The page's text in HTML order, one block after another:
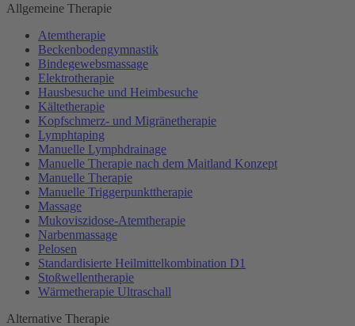
Allgemeine Therapie
Atemtherapie
Beckenbodengymnastik
Bindegewebsmassage
Elektrotherapie
Hausbesuche und Heimbesuche
Kältetherapie
Kopfschmerz- und Migränetherapie
Lymphtaping
Manuelle Lymphdrainage
Manuelle Therapie nach dem Maitland Konzept
Manuelle Therapie
Manuelle Triggerpunkttherapie
Massage
Mukoviszidose-Atemtherapie
Narbenmassage
Pelosen
Standardisierte Heilmittelkombination D1
Stoßwellentherapie
Wärmetherapie Ultraschall
Alternative Therapie